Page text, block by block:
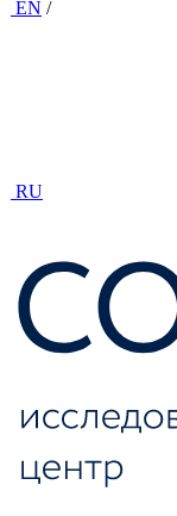
EN /
RU